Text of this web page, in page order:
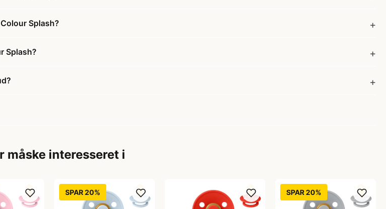
Splash?
Splash?
måske interesseret i
SPAR 20% SPAR 20%